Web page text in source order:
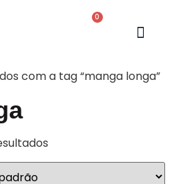
0
com a tag “manga longa”